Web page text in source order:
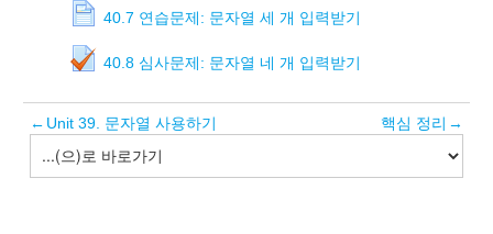
40.7 연습문제: 문자열 세 개 입력받기
40.8 심사문제: 문자열 네 개 입력받기
← Unit 39. 문자열 사용하기 핵심 정리 →